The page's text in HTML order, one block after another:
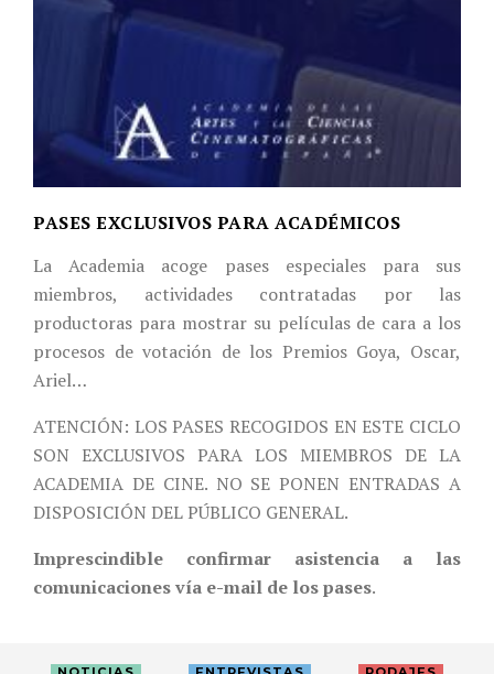
PASES EXCLUSIVOS PARA ACADÉMICOS
La Academia acoge pases especiales para sus
miembros, actividades contratadas por las
productoras para mostrar su películas de cara a los
procesos de votación de los Premios Goya, Oscar,
Ariel…
ATENCIÓN: LOS PASES RECOGIDOS EN ESTE CICLO
SON EXCLUSIVOS PARA LOS MIEMBROS DE LA
ACADEMIA DE CINE. NO SE PONEN ENTRADAS A
DISPOSICIÓN DEL PÚBLICO GENERAL.
Imprescindible confirmar asistencia a las
comunicaciones vía e-mail de los pases.